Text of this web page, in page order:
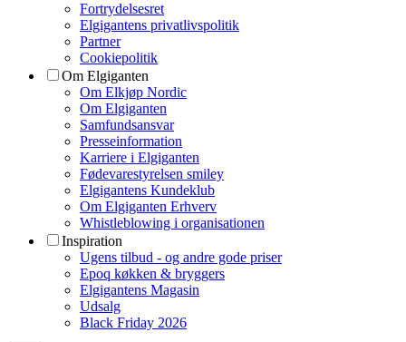
Fortrydelsesret
Elgigantens privatlivspolitik
Partner
Cookiepolitik
Om Elgiganten
Om Elkjøp Nordic
Om Elgiganten
Samfundsansvar
Presseinformation
Karriere i Elgiganten
Fødevarestyrelsen smiley
Elgigantens Kundeklub
Om Elgiganten Erhverv
Whistleblowing i organisationen
Inspiration
Ugens tilbud - og andre gode priser
Epoq køkken & bryggers
Elgigantens Magasin
Udsalg
Black Friday 2026